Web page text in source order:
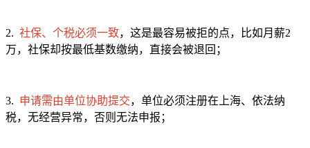
2. 社保、个税必须一致，这是最容易被拒的点，比如月薪2
万，社保却按最低基数缴纳，直接会被退回；
3. 申请需由单位协助提交，单位必须注册在上海、依法纳
税，无经营异常，否则无法申报；